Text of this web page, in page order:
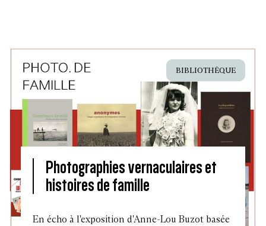
BIBLIOTHÈQUE
Photographies vernaculaires et
histoires de famille
En écho à l'exposition d'Anne-Lou Buzot basée